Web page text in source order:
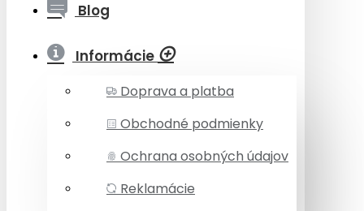
Blog
Informácie
Doprava a platba
Obchodné podmienky
Ochrana osobných údajov
Reklamácie